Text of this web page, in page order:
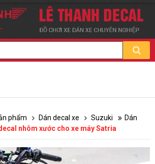
phẩm Dán decal xe Suzuki
Dán
nhôm xước cho xe máy Satria